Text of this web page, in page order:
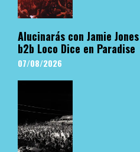
Alucinarás con Jamie
b2b Loco Dice en Paradise
07/08/2026